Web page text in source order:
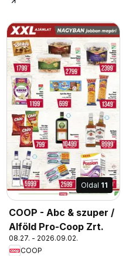
Oldal 11
COOP - Abc & szuper /
Alföld Pro-Coop Zrt.
08.27. - 2026.09.02.
COOP